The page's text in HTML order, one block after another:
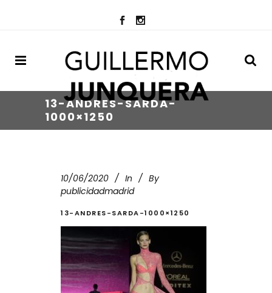
13-ANDRES-SARDA-
1000×1250
10/06/2020 In
By
publicidadmadrid
13-ANDRES-SARDA-1000×1250